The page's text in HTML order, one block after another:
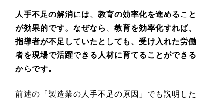
人手不足の解消には、教育の効率化を進めること
が効果的です。なぜなら、教育を効率化すれば、
指導者が不足していたとしても、受け入れた労働
者を現場で活躍できる人材に育てることができる
からです。
前述の「製造業の人手不足の原因」でも説明した